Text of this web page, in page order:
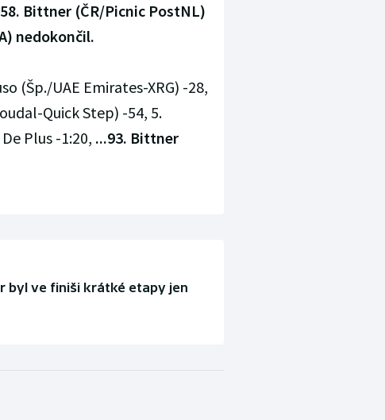
Bittner (ČR/Picnic PostNL)
nedokončil.
(Šp./UAE Emirates-XRG) -28,
Quick Step) -54, 5.
Plus -1:20, ...93. Bittner
byl ve finiši krátké etapy jen